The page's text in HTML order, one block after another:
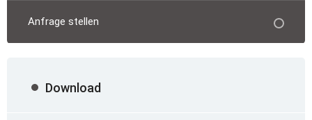
Anfrage stellen
Download